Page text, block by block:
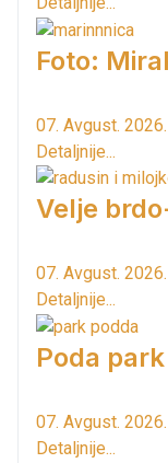
Foto:
07. Avgust. 2026.
Detaljnije...
Velje
07. Avgust. 2026.
Detaljnije...
Poda
07. Avgust. 2026.
Detaljnije...